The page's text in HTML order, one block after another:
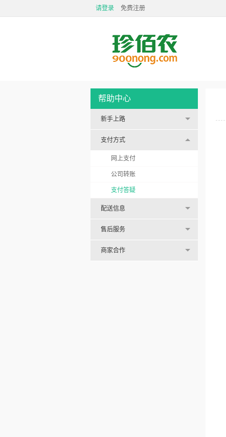
请登录 免费注册
帮助中心
新手上路
支付方式
网上支付
公司转账
支付答疑
配送信息
售后服务
商家合作